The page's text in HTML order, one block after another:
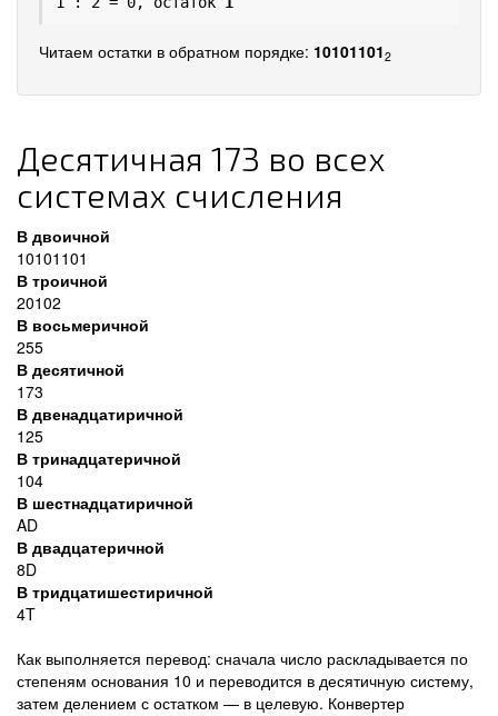
Читаем остатки в обратном порядке: 101011012
Десятичная 173 во всех
системах счисления
В двоичной
10101101
В троичной
20102
В восьмеричной
255
В десятичной
173
В двенадцатиричной
125
В тринадцатеричной
104
В шестнадцатиричной
AD
В двадцатеричной
8D
В тридцатишестиричной
4T
Как выполняется перевод: сначала число раскладывается по
степеням основания 10 и переводится в десятичную систему,
затем делением с остатком — в целевую. Конвертер